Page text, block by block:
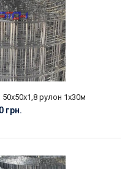
рулон 1х30м
грн.